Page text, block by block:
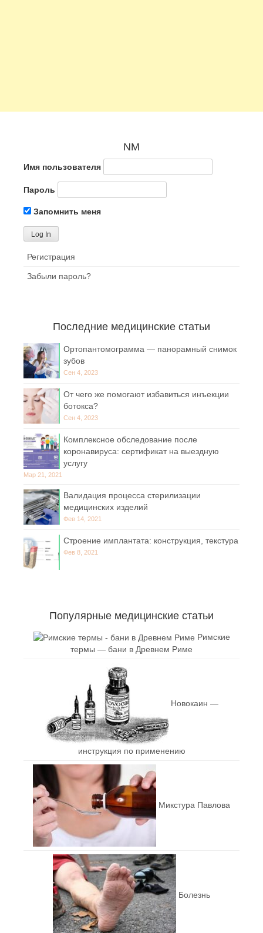
NM
Имя пользователя
Пароль
Запомнить меня
Регистрация
Забыли пароль?
Последние медицинские статьи
Ортопантомограмма — панорамный снимок
зубов
Сен 4, 2023
От чего же помогают избавиться инъекции
ботокса?
Сен 4, 2023
Комплексное обследование после
коронавируса: сертификат на выездную
услугу
Мар 21, 2021
Валидация процесса стерилизации
медицинских изделий
Фев 14, 2021
Строение имплантата: конструкция, текстура
Фев 8, 2021
Популярные медицинские статьи
Римские
термы — бани в Древнем Риме
Новокаин —
инструкция по применению
Микстура Павлова
Болезнь